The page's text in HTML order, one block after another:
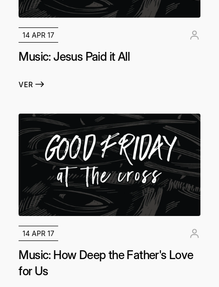
14 APR 17
Music: Jesus Paid it All
VER
14 APR 17
Music: How Deep the Father's Love
for Us